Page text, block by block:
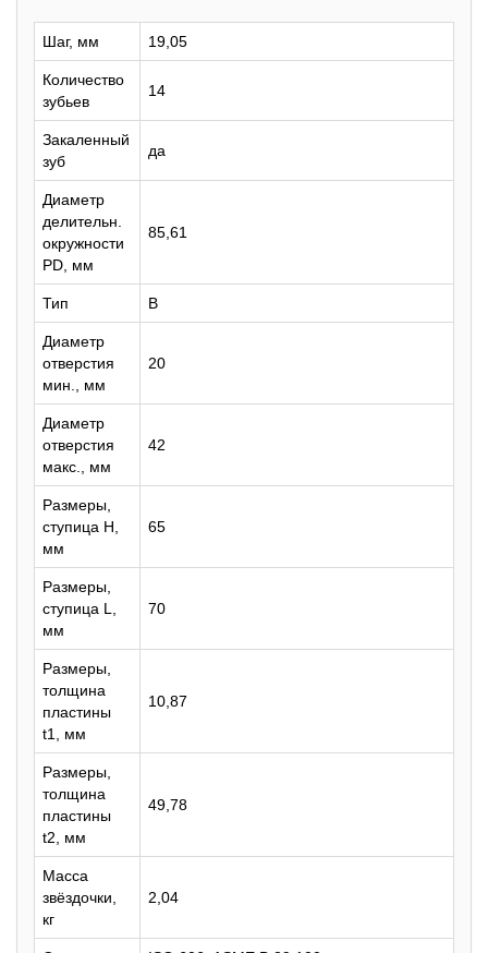
Шаг, мм 19,05
Количество
зубьев
14
Закаленный
зуб
да
Диаметр
делительн.
окружности
PD, мм
85,61
Тип B
Диаметр
отверстия
мин., мм
20
Диаметр
отверстия
макс., мм
42
Размеры,
ступица H,
мм
65
Размеры,
ступица L,
мм
70
Размеры,
толщина
пластины
t1, мм
10,87
Размеры,
толщина
пластины
t2, мм
49,78
Масса
звёздочки,
кг
2,04